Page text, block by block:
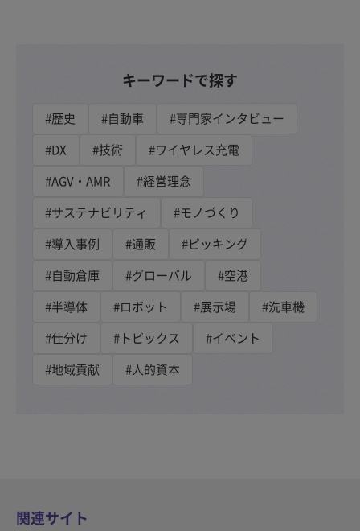
キーワードで探す
#歴史 #自動車
#専門家インタビュー
#DX
#技術
#ワイヤレス充電
#AGV・AMR
#経営理念
#サステナビリティ
#モノづくり
#導入事例
#通販
#ピッキング
#自動倉庫
#グローバル
#空港
#半導体
#ロボット #展示場
#洗車機
#仕分け
#トピックス
#イベント
#地域貢献
#人的資本
関連サイト